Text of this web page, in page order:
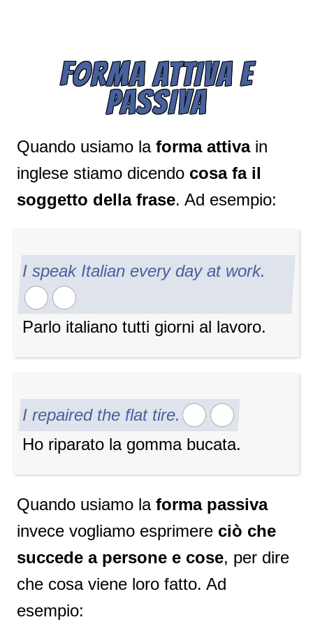
FORMA ATTIVA E
PASSIVA
Quando usiamo la forma attivain
inglese stiamo dicendo cosa fa il
soggetto della frase. Ad esempio:
I speak Italian every day at work.
Parlo italiano tutti giorni al lavoro.
I repaired the flat tire.
Ho riparato la gomma bucata.
Quando usiamo la forma passiva
invece vogliamo esprimere ciò che
succede a persone e cose, per dire
che cosa viene loro fatto. Ad
esempio: